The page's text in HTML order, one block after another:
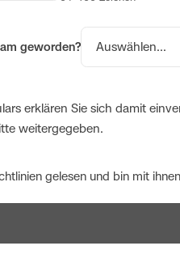
geworden?
erklären Sie sich damit
weitergegeben.
gelesen und bin mit